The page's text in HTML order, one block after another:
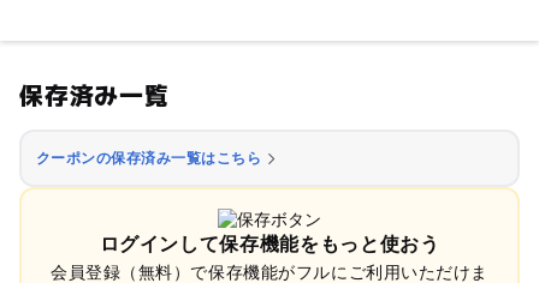
保存済み一覧
クーポンの保存済み一覧はこちら
ログインして保存機能をもっと使おう
会員登録（無料）で保存機能がフルにご利用いただけま